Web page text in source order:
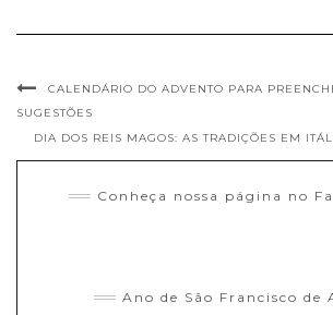
CALENDÁRIO DO ADVENTO PARA
SUGESTÕES
DIA DOS REIS MAGOS: AS TRADIÇÕES EM
Conheça nossa página no
Ano de São Francisco de